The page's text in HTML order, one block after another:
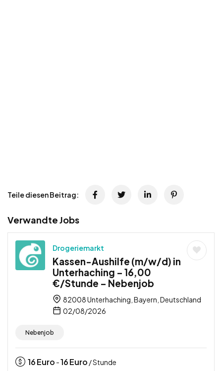
Teile diesen Beitrag:
Verwandte Jobs
Drogeriemarkt
Kassen-Aushilfe (m/w/d) in
Unterhaching – 16,00
€/Stunde – Nebenjob
82008 Unterhaching, Bayern, Deutschland
02/08/2026
Nebenjob
16Euro -16Euro / Stunde